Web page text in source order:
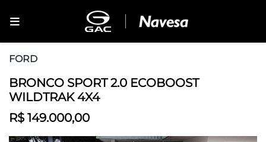
FORD
BRONCO SPORT 2.0 ECOBOOST
WILDTRAK 4X4
R$ 149.000,00